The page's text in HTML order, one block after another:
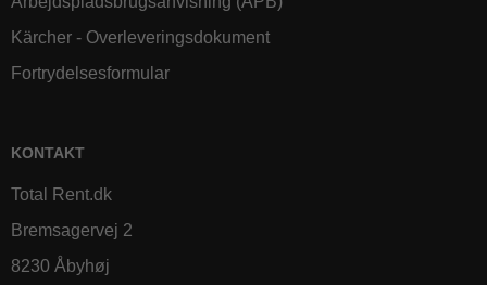
Kärcher - Overleveringsdokument
Fortrydelsesformular
KONTAKT
Total Rent.dk
Bremsagervej 2
8230 Åbyhøj